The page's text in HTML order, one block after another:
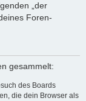
„der
Foren-
gesammelt:
des Boards
die dein Browser als